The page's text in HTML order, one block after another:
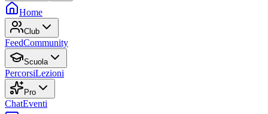
Home
Club
FeedCommunity
Scuola
PercorsiLezioni
Pro
ChatEventi